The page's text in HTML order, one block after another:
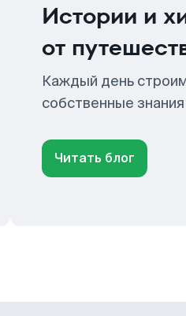
Истории и
от
Каждый день
собственные
Читать блог